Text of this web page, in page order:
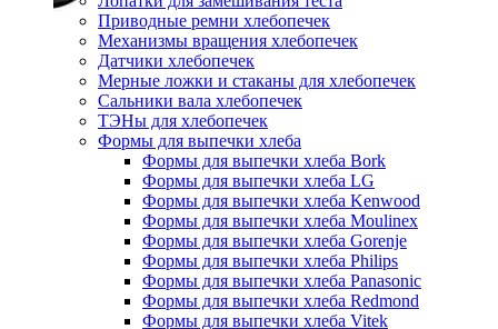
Приводные ремни хлебопечек
Механизмы вращения хлебопечек
Датчики хлебопечек
Мерные ложки и стаканы для хлебопечек
Сальники вала хлебопечек
ТЭНы для хлебопечек
Формы для выпечки хлеба
Формы для выпечки хлеба Bork
Формы для выпечки хлеба LG
Формы для выпечки хлеба Kenwood
Формы для выпечки хлеба Moulinex
Формы для выпечки хлеба Gorenje
Формы для выпечки хлеба Philips
Формы для выпечки хлеба Panasonic
Формы для выпечки хлеба Redmond
Формы для выпечки хлеба Vitek